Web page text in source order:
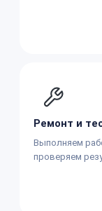
Ремонт и
Выполняем
проверяем